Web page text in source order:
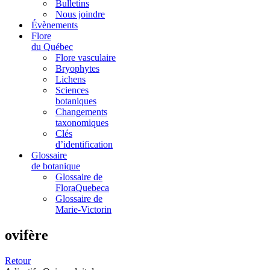
Bulletins
Nous joindre
Évènements
Flore
du Québec
Flore vasculaire
Bryophytes
Lichens
Sciences
botaniques
Changements
taxonomiques
Clés
d’identification
Glossaire
de botanique
Glossaire de
FloraQuebeca
Glossaire de
Marie-Victorin
ovifère
Retour